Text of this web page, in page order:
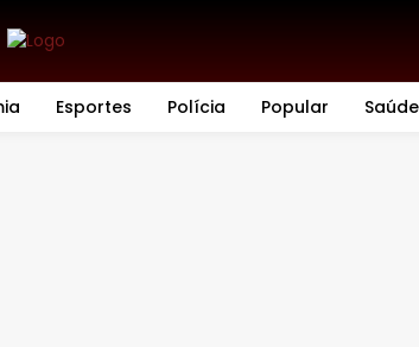
Esportes Polícia Popular Saúde